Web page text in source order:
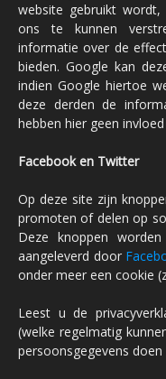
website gebruikt
ons te kunnen
informatie over de
bieden. Google kan
indien Google hiertoe
deze derden de
hebben hier geen
Facebook en Twitter
Op deze site zijn
promoten of delen op
Deze knoppen
aangeleverd door
onder meer een cookie
Leest u de
(welke regelmatig
persoonsgegevens